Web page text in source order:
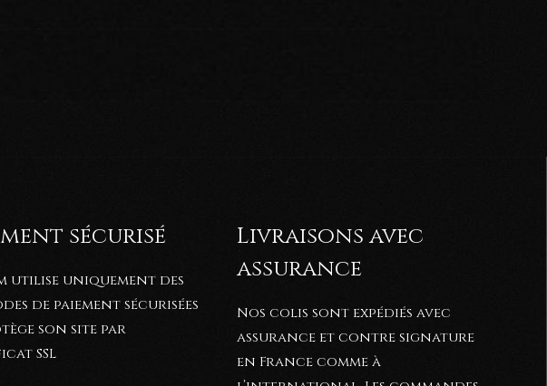
sécurisé
utilise uniquement des
de paiement sécurisées
son site par
SSL
Livraisons avec
assurance
Nos colis sont expédiés avec
assurance et contre signature
en France comme à